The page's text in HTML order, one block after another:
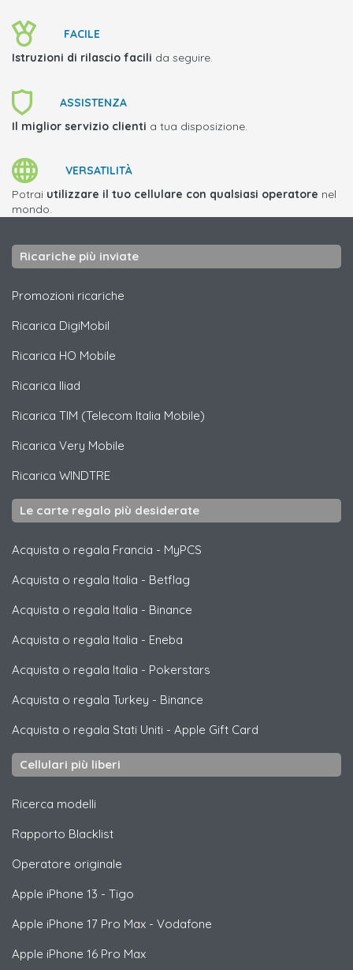
FACILE
Istruzioni di rilascio facili da seguire.
ASSISTENZA
Il miglior servizio clienti a tua disposizione.
VERSATILITÀ
Potrai utilizzare il tuo cellulare con qualsiasi operatore nel
mondo.
Ricariche più inviate
Promozioni ricariche
Ricarica DigiMobil
Ricarica HO Mobile
Ricarica Iliad
Ricarica TIM (Telecom Italia Mobile)
Ricarica Very Mobile
Ricarica WINDTRE
Le carte regalo più desiderate
Acquista o regala Francia - MyPCS
Acquista o regala Italia - Betflag
Acquista o regala Italia - Binance
Acquista o regala Italia - Eneba
Acquista o regala Italia - Pokerstars
Acquista o regala Turkey - Binance
Acquista o regala Stati Uniti - Apple Gift Card
Cellulari più liberi
Ricerca modelli
Rapporto Blacklist
Operatore originale
Apple iPhone 13 - Tigo
Apple iPhone 17 Pro Max - Vodafone
Apple iPhone 16 Pro Max